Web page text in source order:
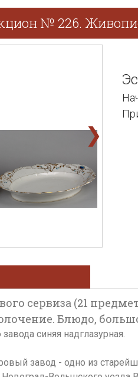
№ 226.
❯
сервиза (21
Блюдо,
синяя надглазурная.
завод - одно из